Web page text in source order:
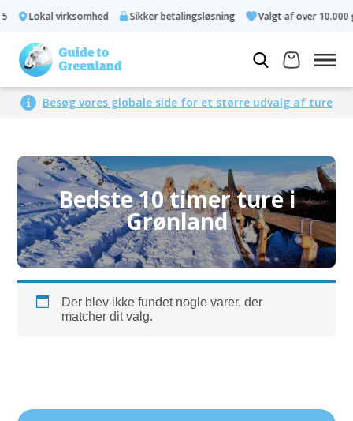
Lokal virksomhed Sikker betalingsløsning Valgt af over 10.000
Besøg vores globale side for et større udvalg af ture
Bedste 10 timer ture i
Grønland
Der blev ikke fundet nogle varer, der
matcher dit valg.